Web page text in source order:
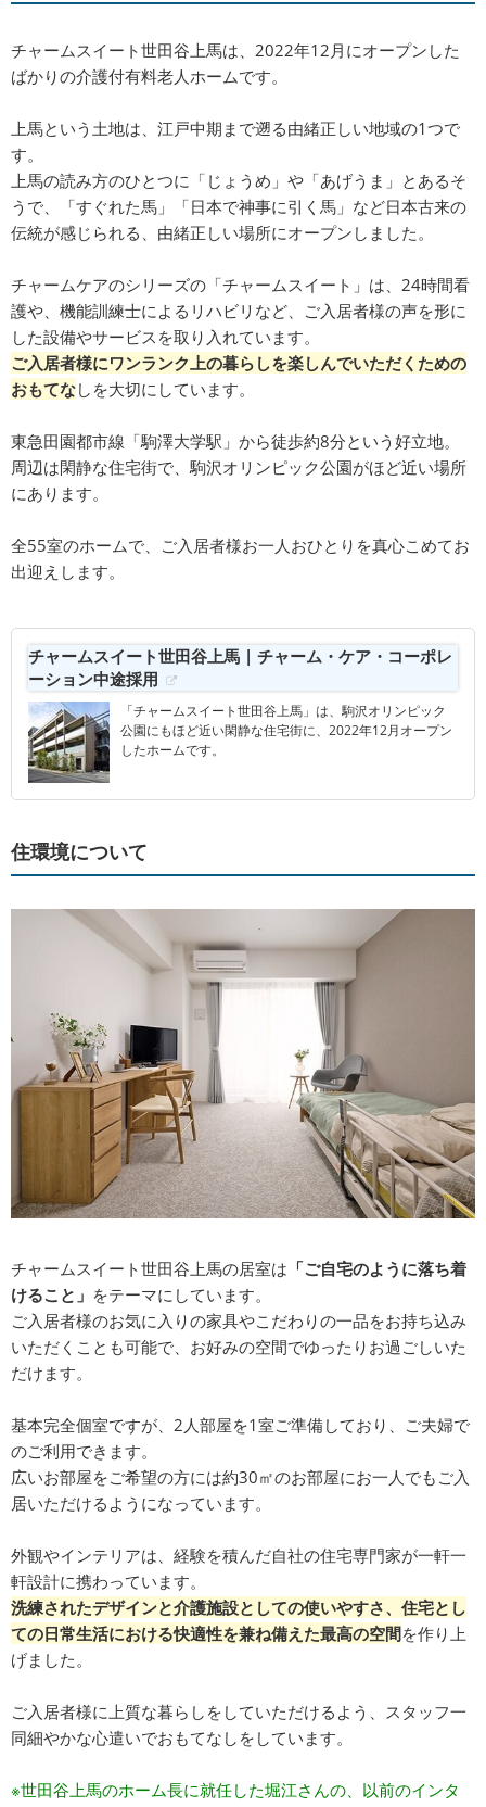
チャームスイート世田谷上馬は、2022年12月にオープンした
ばかりの介護付有料老人ホームです。
上馬という土地は、江戸中期まで遡る由緒正しい地域の1つで
す。
上馬の読み方のひとつに「じょうめ」や「あげうま」とあるそ
うで、「すぐれた馬」「日本で神事に引く馬」など日本古来の
伝統が感じられる、由緒正しい場所にオープンしました。
チャームケアのシリーズの「チャームスイート」は、24時間看
護や、機能訓練士によるリハビリなど、ご入居者様の声を形に
した設備やサービスを取り入れています。
ご入居者様にワンランク上の暮らしを楽しんでいただくための
おもてなしを大切にしています。
東急田園都市線「駒澤大学駅」から徒歩約8分という好立地。
周辺は閑静な住宅街で、駒沢オリンピック公園がほど近い場所
にあります。
全55室のホームで、ご入居者様お一人おひとりを真心こめてお
出迎えします。
チャームスイート世田谷上馬 | チャーム・ケア・コーポレ
ーション中途採用
「チャームスイート世田谷上馬」は、駒沢オリンピック
公園にもほど近い閑静な住宅街に、2022年12月オープン
したホームです。
住環境について
チャームスイート世田谷上馬の居室は 「ご自宅のように落ち着
けること」 をテーマにしています。
ご入居者様のお気に入りの家具やこだわりの一品をお持ち込み
いただくことも可能で、お好みの空間でゆったりお過ごしいた
だけます。
基本完全個室ですが、2人部屋を1室ご準備しており、ご夫婦で
のご利用できます。
広いお部屋をご希望の方には約30㎡のお部屋にお一人でもご入
居いただけるようになっています。
外観やインテリアは、経験を積んだ自社の住宅専門家が一軒一
軒設計に携わっています。
洗練されたデザインと介護施設としての使いやすさ、住宅とし
ての日常生活における快適性を兼ね備えた最高の空間を作り上
げました。
ご入居者様に上質な暮らしをしていただけるよう、スタッフ一
同細やかな心遣いでおもてなしをしています。
※世田谷上馬のホーム長に就任した堀江さんの、以前のインタ